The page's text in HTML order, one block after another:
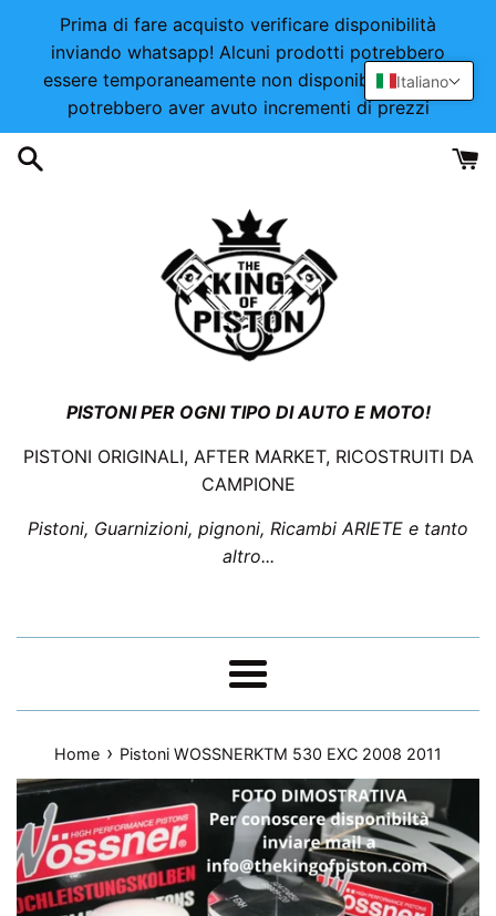
Italiano
direttamente
Prima di fare acquisto verificare disponibilità
inviando whatsapp! Alcuni prodotti potrebbero
essere temporaneamente non disponibili o alcuni
potrebbero aver avuto incrementi di prezzi
PISTONI PER OGNI TIPO DI AUTO E MOTO!
PISTONI ORIGINALI, AFTER MARKET, RICOSTRUITI DA
CAMPIONE
Pistoni, Guarnizioni, pignoni, Ricambi ARIETE e tanto
altro...
Menu
Home › Pistoni WOSSNERKTM 530 EXC 2008 2011